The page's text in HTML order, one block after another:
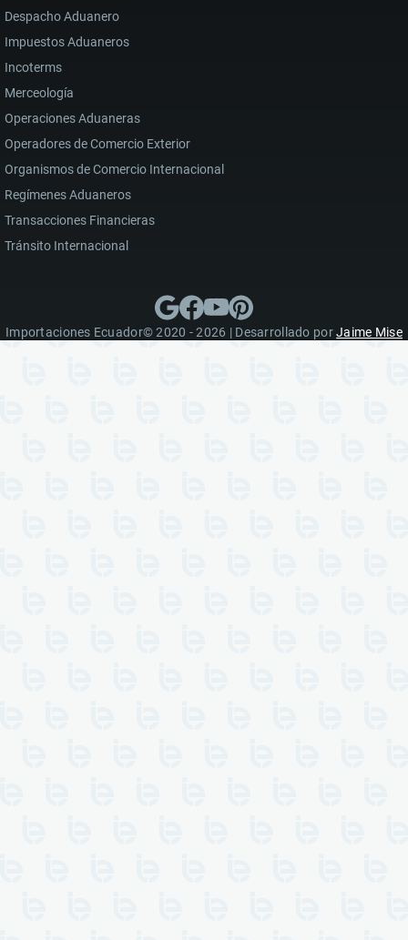
Despacho Aduanero
Impuestos Aduaneros
Incoterms
Merceología
Operaciones Aduaneras
Operadores de Comercio Exterior
Organismos de Comercio Internacional
Regímenes Aduaneros
Transacciones Financieras
Tránsito Internacional
Importaciones Ecuador© 2020 - 2026 | Desarrollado porJaime Mise